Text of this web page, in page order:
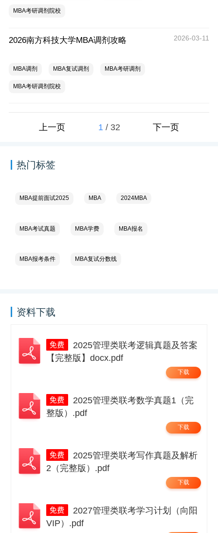
MBA考研调剂院校
2026南方科技大学MBA调剂攻略 2026-03-11
MBA调剂 MBA复试调剂 MBA考研调剂
MBA考研调剂院校
上一页 1 / 32 下一页
热门标签
MBA提前面试2025 MBA 2024MBA
MBA考试真题 MBA学费 MBA报名
MBA报考条件 MBA复试分数线
资料下载
【完整版】docx.pdf
下载
整版）.pdf
下载
2（完整版）.pdf
下载
VIP）.pdf